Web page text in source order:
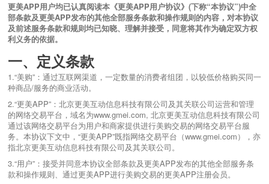
更美APP用户均已认真阅读本《更美APP用户协议》(下称“本协议”)中全
部条款及更美APP发布的其他全部服务条款和操作规则的内容，对本协议
及前述服务条款和规则均已知晓、理解并接受，同意将其作为确定双方权
利义务的依据。
一、定义条款
1.“美购”：通过互联网渠道，一定数量的消费者组团，以较低价格购买同一
种商品/服务的商业活动。
2.“更美APP”：北京更美互动信息科技有限公司及其关联公司运营和管理
的网络交易平台，域名为www.gmei.com, 北京更美互动信息科技有限公司
通过该网络交易平台为用户和商家提供进行美购交易的网络交易平台服
务。本协议下文中，“更美APP”既指网络交易平台（www.gmei.com），亦
指北京更美互动信息科技有限公司及其关联公司。
3.“用户”：接受并同意本协议全部条款及更美APP发布的其他全部服务条
款和操作规则、通过更美APP进行美购交易的更美APP注册会员。